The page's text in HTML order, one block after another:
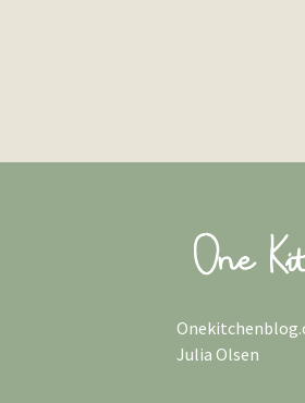
Julia Olsen